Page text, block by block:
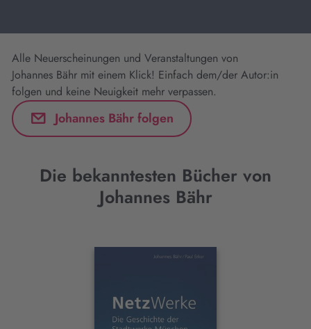
Alle Neuerscheinungen und Veranstaltungen von
Johannes Bähr mit einem Klick! Einfach dem/der Autor:in
folgen und keine Neuigkeit mehr verpassen.
Johannes Bähr folgen
Die bekanntesten Bücher von
Johannes Bähr